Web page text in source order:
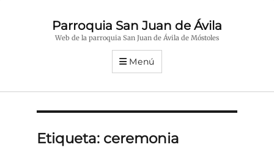
Parroquia San Juan de Ávila
Web de la parroquia San Juan de Ávila de Móstoles
Menú
Etiqueta: ceremonia